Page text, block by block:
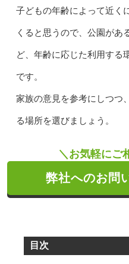
子どもの年齢によって近く
くると思うので、公園があ
ど、年齢に応じた利用する
です。
家族の意見を参考にしつつ
る場所を選びましょう。
＼お気軽にご
弊社へのお問
目次